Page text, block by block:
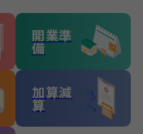
開業準
備
加算減
算